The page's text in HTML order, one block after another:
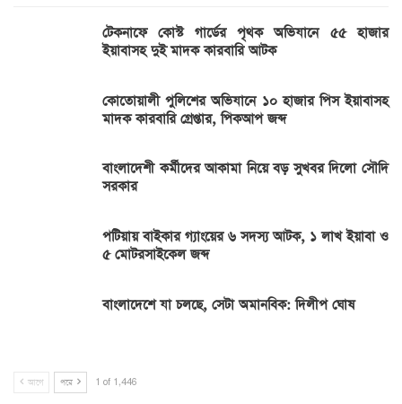
টেকনাফে কোস্ট গার্ডের পৃথক অভিযানে ৫৫ হাজার
ইয়াবাসহ দুই মাদক কারবারি আটক
কোতোয়ালী পুলিশের অভিযানে ১০ হাজার পিস ইয়াবাসহ
মাদক কারবারি গ্রেপ্তার, পিকআপ জব্দ
বাংলাদেশী কর্মীদের আকামা নিয়ে বড় সুখবর দিলো সৌদি
সরকার
পটিয়ায় বাইকার গ্যাংয়ের ৬ সদস্য আটক, ১ লাখ ইয়াবা ও
৫ মোটরসাইকেল জব্দ
বাংলাদেশে যা চলছে, সেটা অমানবিক: দিলীপ ঘোষ
আগে পরে 1 of 1,446